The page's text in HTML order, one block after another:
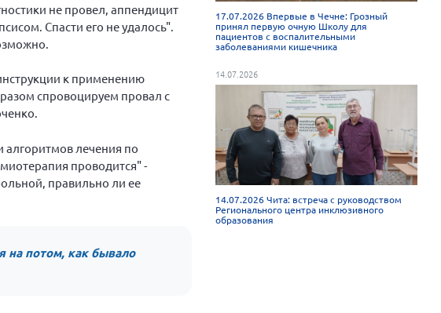
не провел, аппендицит
Спасти его не удалось".
к применению
спровоцируем провал с
лечения по
проводится" -
правильно ли ее
на потом, как бывало
17.07.2026 Впервые в Чечне: Грозный
принял первую очную Школу для
пациентов с воспалительными
заболеваниями кишечника
14.07.2026
14.07.2026 Чита: встреча с руководством
Регионального центра инклюзивного
образования